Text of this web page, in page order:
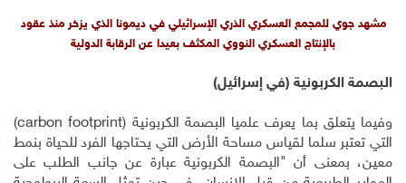
مشهد جوي للمجمع العسكري الذري الإسرائيلي في ديمونا الذي يزخر منذ عقود
بالإنتاج العسكري النووي المكثف بعيدا عن الرقابة الدولية
البصمة الكربونية (في إسرائيل)
وفيما يتعلق بما يعرف علميا البصمة الكربونية ((carbon footprint
التي تعتبر سلما لقياس مساحة الأرض التي يحتاجها الفرد للحياة بنمط
معين، بمعنى أن "البصمة الكربونية عبارة عن جانب الطلب على